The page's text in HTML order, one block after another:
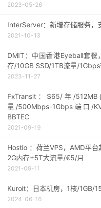
2023-05-26
InterServer：新增存储服务
2021-10-13
DMIT：中国香港Eyeball套餐
存/10GB SSD/1TB流量/
2023-11-27
FxTransit：$65/年/
量/500Mbps-1Gbps端口/
BBTEC
2021-09-19
Hostio ：荷兰VPS，AMD平
2G内存+5T大流量/€5/月
2021-09-11
Kuroit：日本机房，1核/1GB/
2024-06-16